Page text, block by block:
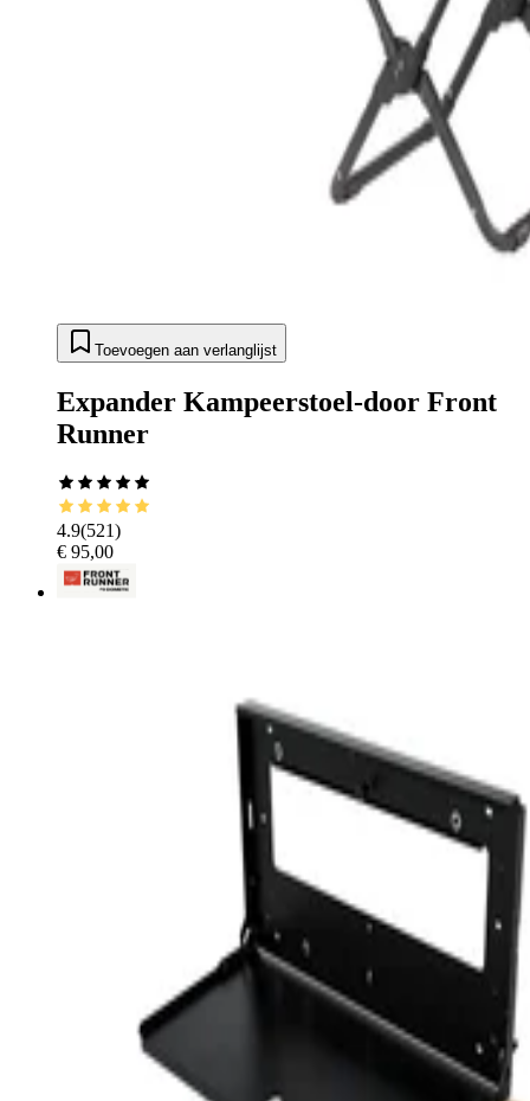
Toevoegen aan verlanglijst
Expander Kampeerstoel-door Front
Runner
4.9(521)
€ 95,00